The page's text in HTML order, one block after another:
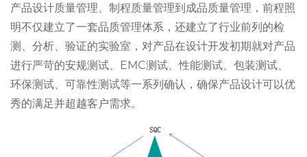
产品设计质量管理、制程质量管理到成品质量管理，前程照
明不仅建立了一套品质管理体系，还建立了行业前列的检
测、分析、验证的实验室，对产品在设计开发初期就对产品
进行严苛的安规测试、EMC测试、性能测试、包装测试、
环保测试、可靠性测试等一系列确认，确保产品设计可以优
秀的满足并超越客户需求。